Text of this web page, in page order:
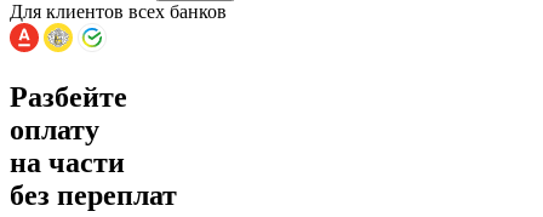
Для клиентов всех банков
Разбейте
оплату
на части
без переплат